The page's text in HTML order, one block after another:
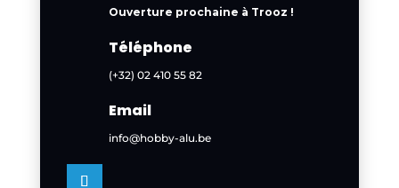
Ouverture prochaine à Trooz !
Téléphone
(+32) 02 410 55 82
Email
info@hobby-alu.be